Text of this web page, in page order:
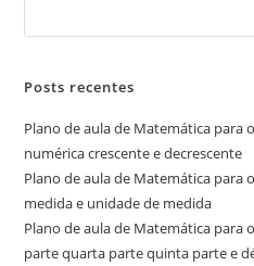
Posts recentes
Plano de aula de Matemática para
numérica crescente e decrescente
Plano de aula de Matemática para
medida e unidade de medida
Plano de aula de Matemática para
parte quarta parte quinta parte e